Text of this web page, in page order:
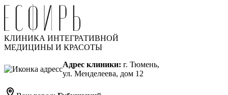
КЛИНИКА ИНТЕГРАТИВНОЙ
МЕДИЦИНЫ И КРАСОТЫ
Адрес клиники: г. Тюмень,
ул. Менделеева, дом 12